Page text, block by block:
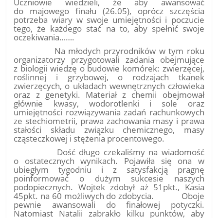
do majowego finału (26.05), oprócz szczęścia
potrzeba wiary w swoje umiejętności i poczucie
tego, że każdego stać na to, aby spełnić swoje
oczekiwania…….
Na młodych przyrodników w tym roku
organizatorzy przygotowali zadania obejmujące
z biologii wiedzę o budowie komórek: zwierzęcej,
roślinnej i grzybowej, o rodzajach tkanek
zwierzęcych, o układach wewnętrznych człowieka
oraz z genetyki. Materiał z chemii obejmował
głównie kwasy, wodorotlenki i sole oraz
umiejętności rozwiązywania zadań rachunkowych
ze stechiometrii, prawa zachowania masy i prawa
stałości składu związku chemicznego, masy
cząsteczkowej i stężenia procentowego.
Dość długo czekaliśmy na wiadomość
o ostatecznych wynikach. Pojawiła się ona w
ubiegłym tygodniu i z satysfakcją pragnę
poinformować o dużym sukcesie naszych
podopiecznych. Wojtek zdobył aż 51pkt., Kasia
45pkt. na 60 możliwych do zdobycia. Oboje
pewnie awansowali do finałowej potyczki.
Natomiast Natalii zabrakło kilku punktów, aby